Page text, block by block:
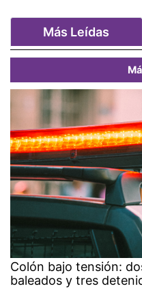
Más Leídas
Colón bajo tensión:
baleados y tres